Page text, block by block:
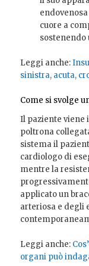
cuore a
sostenendo
Leggi anche:
sinistra, acuta,
Come si svolge
Il paziente viene
poltrona
sistema il
cardiologo di
mentre la
applicato un
arteriosa e degli
Leggi anche:
organi può